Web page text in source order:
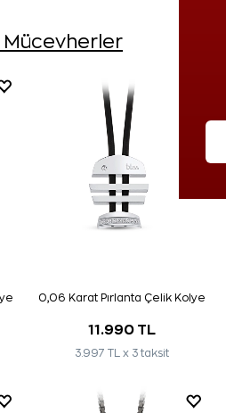
Mücevherler
0,06 Karat Pırlanta Çelik Kolye
11.990 TL
3.997 TL x 3 taksit